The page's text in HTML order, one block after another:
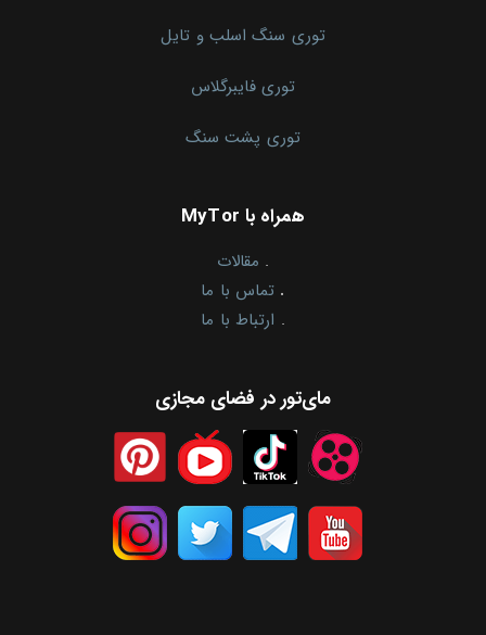
توری سنگ اسلب و تایل
توری فایبرگلاس
توری پشت سنگ
همراه با MyTor
. مقالات
. تماس با ما
. ارتباط با ما
مای‌تور در فضای مجازی